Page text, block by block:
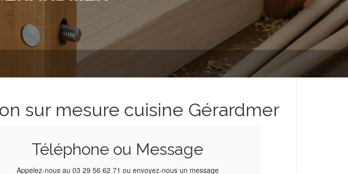
sur mesure cuisine Gérardmer
Téléphone ou Message
Appelez-nous au 03 29 56 62 71 ou envoyez-nous un message